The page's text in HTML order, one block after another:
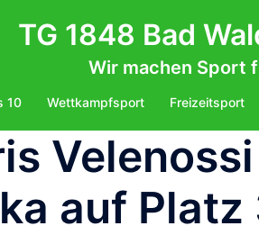
TG 1848 Bad
Wir machen Sport
10 Wettkampfsport Freizeitsport
auf Platz